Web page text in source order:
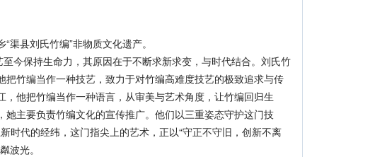
县刘氏竹编”非物质文化遗产。
今保持生命力，其原因在于不断求新求变，与时代结合。刘氏竹
把竹编当作一种技艺，致力于对竹编高难度技艺的极致追求与传
，他把竹编当作一种语言，从审美与艺术角度，让竹编回归生
她主要负责竹编文化的宣传推广。他们以三重姿态守护这门技
的经纬，这门指尖上的艺术，正以“守正不守旧，创新不离
波光。